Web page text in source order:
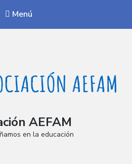
Menú
AEFAM
en la educación